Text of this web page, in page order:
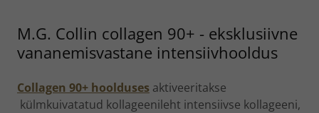
M.G. Collin collagen 90+ - eksklusiivne
vananemisvastane intensiivhooldus
Collagen 90+ hoolduses aktiveeritakse
külmkuivatatud kollageenileht intensiivse kollageeni,